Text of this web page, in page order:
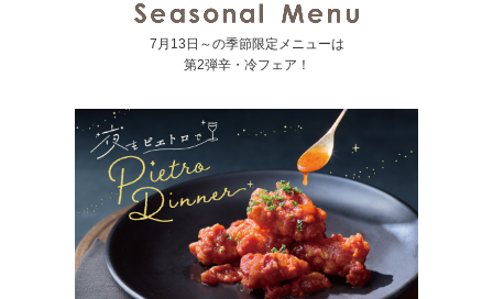
7月13日～の季節限定メニューは
第2弾辛・冷フェア！